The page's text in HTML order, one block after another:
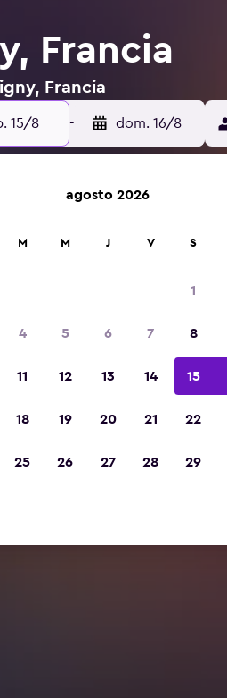
Francia
Francia
15/8 - dom. 16/8
hoteles y alojamientos.
agosto 2026
M M J V S
1
4 5 6 7 8
11 12 13 14 15
18 19 20 21 22
25 26 27 28 29